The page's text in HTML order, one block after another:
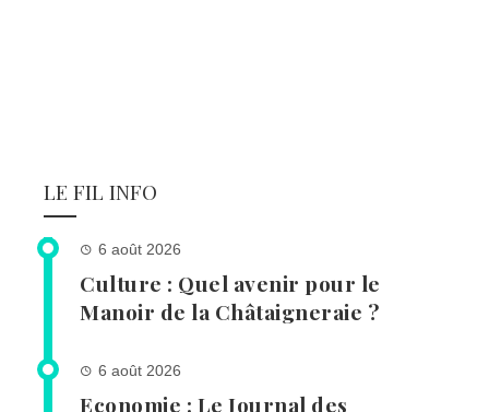
LE FIL INFO
6 août 2026
Culture : Quel avenir pour le
Manoir de la Châtaigneraie ?
6 août 2026
Economie : Le Journal des